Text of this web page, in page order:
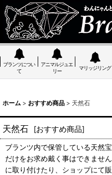
ブランツについ
て
アニマルジュエ
リー
マリッジリング
ホーム > おすすめ商品 > 天然石
天然石 [おすすめ商品]
ブランツ内で保管している天然
だけをお求め戴く事はできませ
に取り付けたり、ショップにて